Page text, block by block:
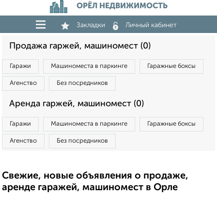
ОРЁЛ НЕДВИЖИМОСТЬ
Закладки Личный кабинет
Продажа гаржей, машиномест (0)
Гаражи Машиноместа в паркинге Гаражные боксы
Агенство Без посредников
Аренда гаржей, машиномест (0)
Гаражи Машиноместа в паркинге Гаражные боксы
Агенство Без посредников
Свежие, новые объявления о продаже,
аренде гаражей, машиномест в Орле